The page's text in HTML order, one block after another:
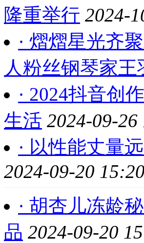
隆重举行 2024-
· 熠熠星光齐
人粉丝钢琴家
· 2024抖音创
生活 2024-09-
· 以性能丈量
2024-09-20
· 胡杏儿冻龄
品 2024-09-20